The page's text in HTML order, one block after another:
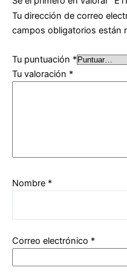
Tu dirección de correo
campos obligatorios están
Tu puntuación *
Tu valoración *
Nombre *
Correo electrónico *